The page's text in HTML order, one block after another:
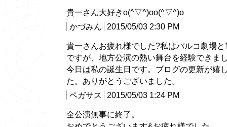
貴一さん大好きo(^▽^)oo(^▽^)o
かづみん
2015/05/03 2:30 PM
貴一さんお疲れ様でした?私はパルコ劇場
ですが、地方公演の熱い舞台を経験できま
今日は私の誕生日です。ブログの更新が嬉
た。ありがとうございました。
ペガサス
2015/05/03 1:24 PM
全公演無事に終了。